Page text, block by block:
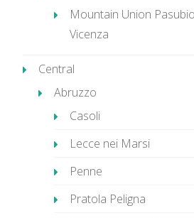
Mountain Union
Vicenza
Central
Abruzzo
Casoli
Lecce nei Marsi
Penne
Pratola Peligna